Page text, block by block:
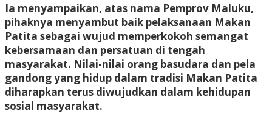
Ia menyampaikan, atas nama Pemprov Maluku,
pihaknya menyambut baik pelaksanaan Makan
Patita sebagai wujud memperkokoh semangat
kebersamaan dan persatuan di tengah
masyarakat. Nilai-nilai orang basudara dan pela
gandong yang hidup dalam tradisi Makan Patita
diharapkan terus diwujudkan dalam kehidupan
sosial masyarakat.